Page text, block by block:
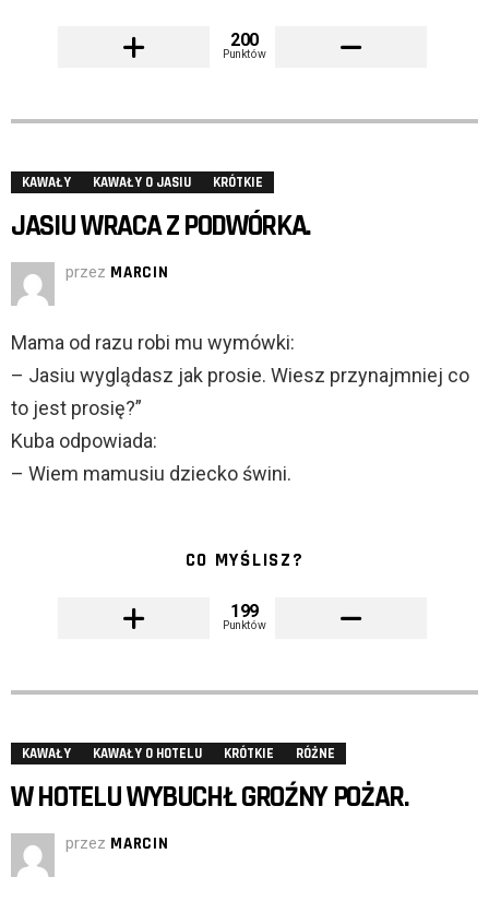
200
Punktów
KAWAŁY KAWAŁY O JASIU KRÓTKIE
JASIU WRACA Z PODWÓRKA.
przez MARCIN
Mama od razu robi mu wymówki:
– Jasiu wyglądasz jak prosie. Wiesz przynajmniej co
to jest prosię?”
Kuba odpowiada:
– Wiem mamusiu dziecko świni.
CO MYŚLISZ?
199
Punktów
KAWAŁY KAWAŁY O HOTELU KRÓTKIE RÓŻNE
W HOTELU WYBUCHŁ GROŹNY POŻAR.
przez MARCIN